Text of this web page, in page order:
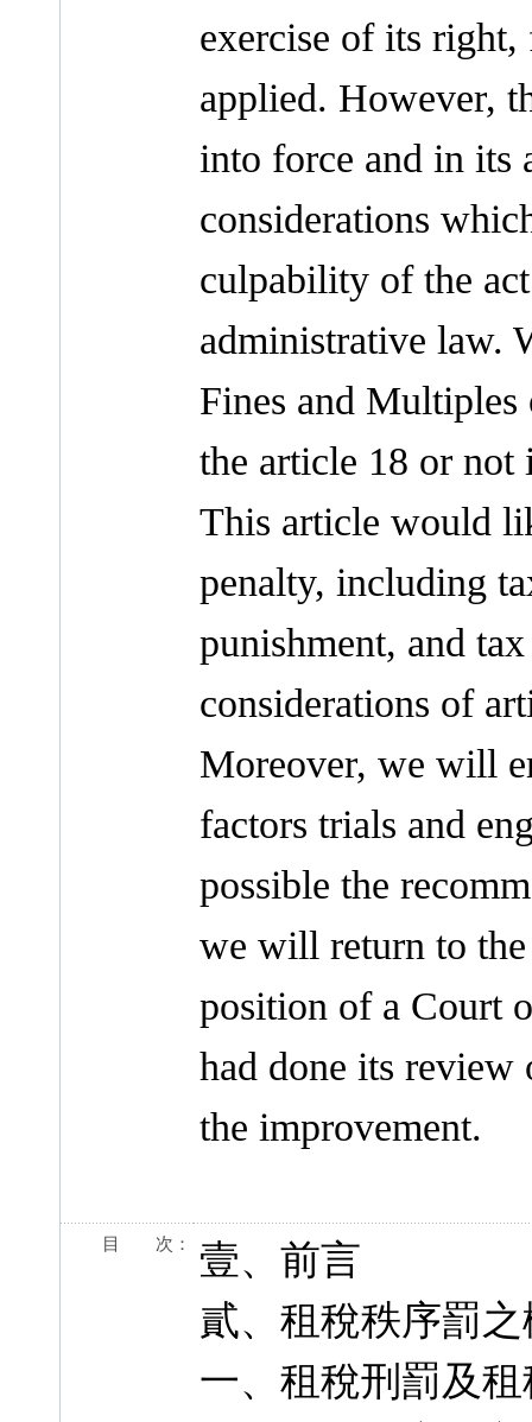
exercise of its right,
applied. However,
into force and in its
considerations
culpability of the
administrative law.
Fines and Multiples
the article 18 or not
This article would
penalty, including
punishment, and
considerations of
Moreover, we will
factors trials and
possible the
we will return to the
position of a Court
had done its review
the improvement.
目 次：
壹、前言
貳、租稅秩序罰
一、租稅刑罰及